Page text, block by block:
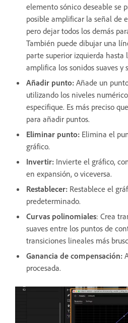
elemento sónico deseable se
posible amplificar la señal de
pero dejar todos los demás
También puede dibujar una
parte superior izquierda
amplifica los sonidos suaves y
Añadir punto: Añade un
utilizando los niveles
especifique. Es más preciso
para añadir puntos.
Eliminar punto: Elimina el
gráfico.
Invertir: Invierte el gráfico,
en expansión, o viceversa.
Restablecer: Restablece el
predeterminado.
Curvas polinomiales: Crea
suaves entre los puntos de
transiciones lineales más
Ganancia de compensación:
procesada.